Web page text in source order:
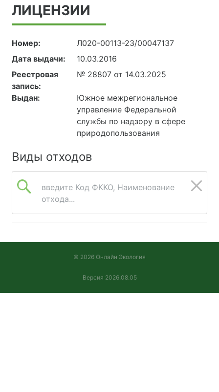
ЛИЦЕНЗИИ
Номер:
Л020-00113-23/00047137
Дата выдачи:
10.03.2016
Реестровая
запись:
№ 28807 от 14.03.2025
Выдан:
Южное межрегиональное
управление Федеральной
службы по надзору в сфере
природопользования
Виды отходов
введите Код ФККО, Наименование
отхода...
© 2026 Онлайн Экология
Версия 2026.08.05